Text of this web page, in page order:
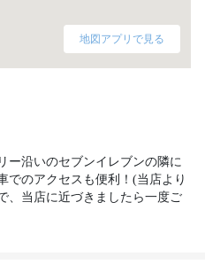
地図アプリで見る
ー沿いのセブンイレブンの隣に
のアクセスも便利！(当店より
、当店に近づきましたら一度ご